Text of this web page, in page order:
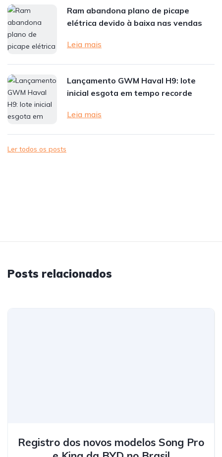
Ram abandona plano de picape
elétrica devido à baixa nas vendas
Leia mais
Lançamento GWM Haval H9: lote
inicial esgota em tempo recorde
Leia mais
Ler todos os posts
Posts relacionados
Registro dos novos modelos Song Pro